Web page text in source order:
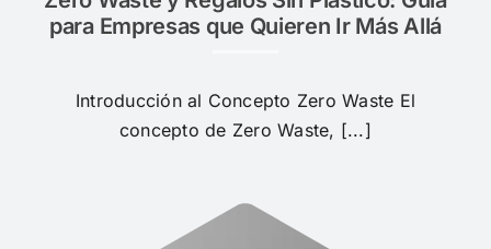
para Empresas que Quieren Ir Más Allá
Introducción al Concepto Zero Waste El
concepto de Zero Waste, [...]